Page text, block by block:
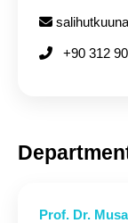
+90 312
Prof. Dr.